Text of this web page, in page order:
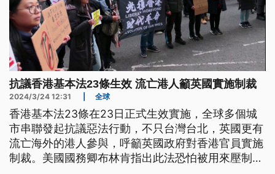
抗議香港基本法23條生效 流亡港人籲英國實施制裁
2024/3/24 12:31 全球
香港基本法23條在23日正式生效實施，全球多個城
市串聯發起抗議惡法行動，不只台灣台北，英國更有
流亡海外的港人參與，呼籲英國政府對香港官員實施
制裁。美國國務卿布林肯指出此法恐怕被用來壓制異